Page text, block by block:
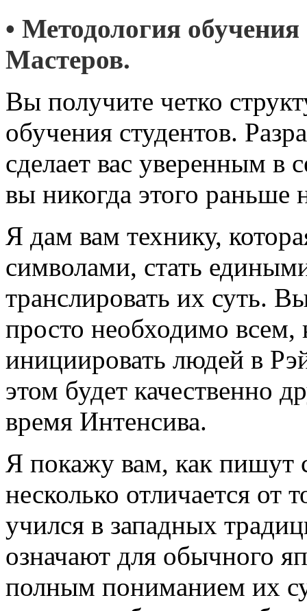
• Методология
Мастеров.
Вы получите четко
обучения студентов.
сделает вас уверенным в
вы никогда этого раньше
Я дам вам технику,
символами, стать
транслировать их суть.
просто необходимо всем,
инициировать людей в
этом будет качественно
время Интенсива.
Я покажу вам, как
несколько отличается от
учился в западных
означают для обычного
полным пониманием их